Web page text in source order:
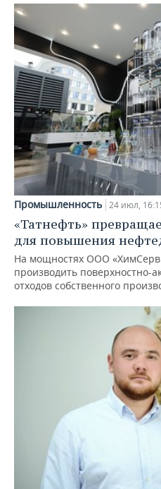
Промышленность 24 июл,
«Татнефть»
для повышения
На мощностях ООО
производить поверхностно-
отходов собственного